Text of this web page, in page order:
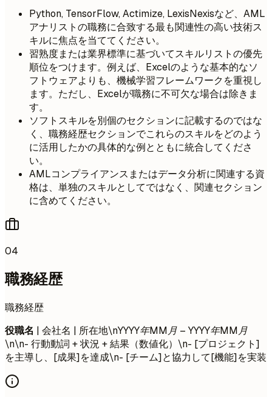
Python, TensorFlow, Actimize, LexisNexisなど、AML
アナリストの職務に合致する最も関連性の高い技術ス
キルに焦点を当ててください。
習熟度または業界標準に基づいてスキルリストの優先
順位をつけます。例えば、Excelのような基本的なソ
フトウェアよりも、機械学習フレームワークを重視し
ます。ただし、Excelが職務に不可欠な場合は除きま
す。
ソフトスキルを別個のセクションに記載するのではな
く、職務経歴セクションでこれらのスキルをどのよう
に活用したかの具体的な例とともに統合してくださ
い。
AMLコンプライアンスまたはデータ分析に関連する資
格は、単独のスキルとしてではなく、関連セクション
に含めてください。
04
職務経歴
職務経歴
役職名 | 会社名 | 所在地\nYYYY年MM月 – YYYY年MM月
\n\n- 行動動詞 + 状況 + 結果（数値化）\n- [プロジェクト]
を主導し、[成果]を達成\n- [チーム]と協力して[機能]を実装